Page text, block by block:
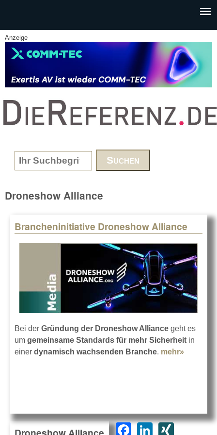
Anzeige
www.DieReferenz.de
Search form
Droneshow Alliance
Brancheninitiative Droneshow Alliance
Bei der Gründung der Droneshow Alliance geht es
um gemeinsame Standards für mehr Sicherheit in
einer dynamisch wachsenden Branche. mehr»
F
Li XI